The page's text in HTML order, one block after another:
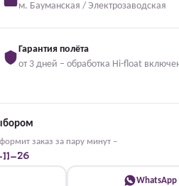
м. Бауманская / Электрозаводская
Гарантия полёта
от 3 дней – обработка Hi-float
заказ за пару минут –
26
WhatsApp